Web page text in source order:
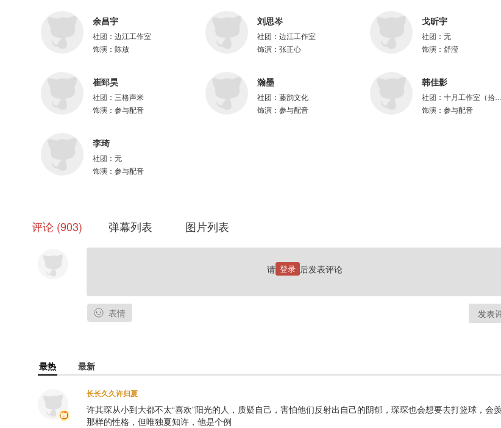
夏习清：文森@文火炖森蘑
陈放：余昌宇@FISH余昌宇
张正心：刘思岑@我叫刘思岑
舒滢：戈昕宇@GXY戈戈
小浣、韩佳影@韩佳影Cecilia、慕容@慕容smile、李琦@琦-北落潇潇、赵小双@全能魔法师良小二
监制：七七、夏夜觉
张福正（艺术节版）
音乐制作人：殷倩怡、林涓
词作：夜觉聊惊弄、七七
分轨制作/母带制作：张可人
监制：七七、李兰暻珂
制作人：殷倩怡、林涓
配唱制作人/和声：兰杰
音乐制作：没币工作室
演唱：山竹
余昌宇
社团： 边江工作室
饰演： 陈放
刘思岑
社团： 边江工作室
饰演： 张正心
戈昕宇
社团： 无
饰演： 舒滢
崔郅昊
社团： 三格声米
饰演： 参与配音
瀚墨
社团： 藤韵文化
饰演： 参与配音
韩佳影
社团： 十月工作室（拾月之音）
饰演： 参与配音
李琦
社团： 无
饰演： 参与配音
评论 903 弹幕列表 图片列表
请 登录 后发表评论
表情 发表
最热 最新
长长久久许归夏
许其琛从小到大都不太“喜欢”阳光的人，质疑自己，害怕他们反射出自己的阴郁，琛琛也会想要去打篮球，会
那样的性格，但唯独夏知许，他是个例